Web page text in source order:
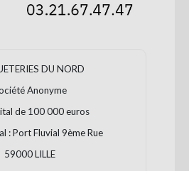
DU NORD
Anonyme
de 100 000 euros
: Port Fluvial 9ème Rue
59000 LILLE